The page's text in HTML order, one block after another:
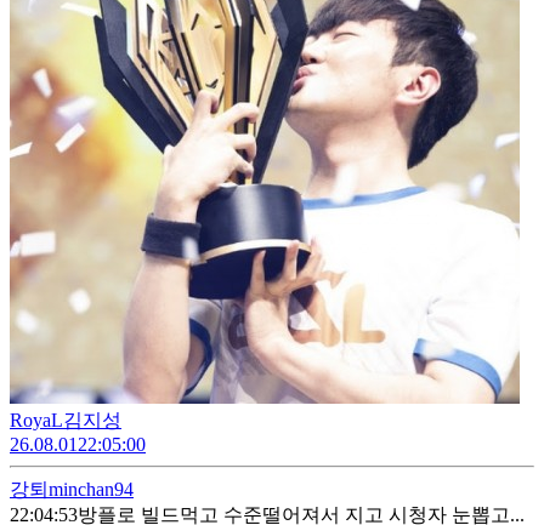
RoyaL김지성
26.08.01 22:05:00
강퇴 minchan94
22:04:53방플로 빌드먹고 수준떨어져서 지고 시청자 눈뽑고...